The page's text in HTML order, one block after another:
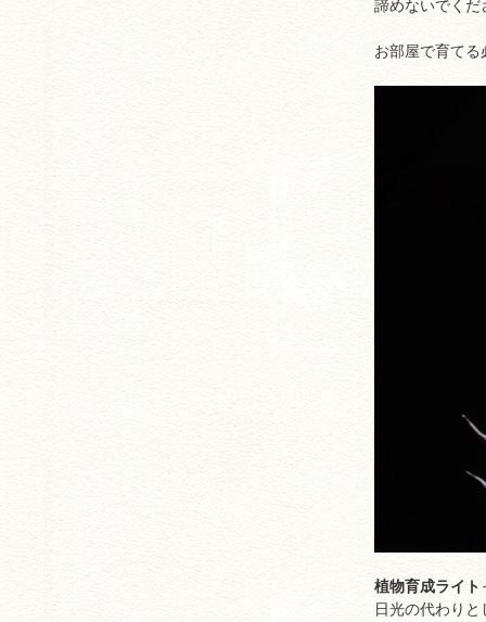
諦めないでくだ
お部屋で育てる
植物育成ライト
日光の代わり